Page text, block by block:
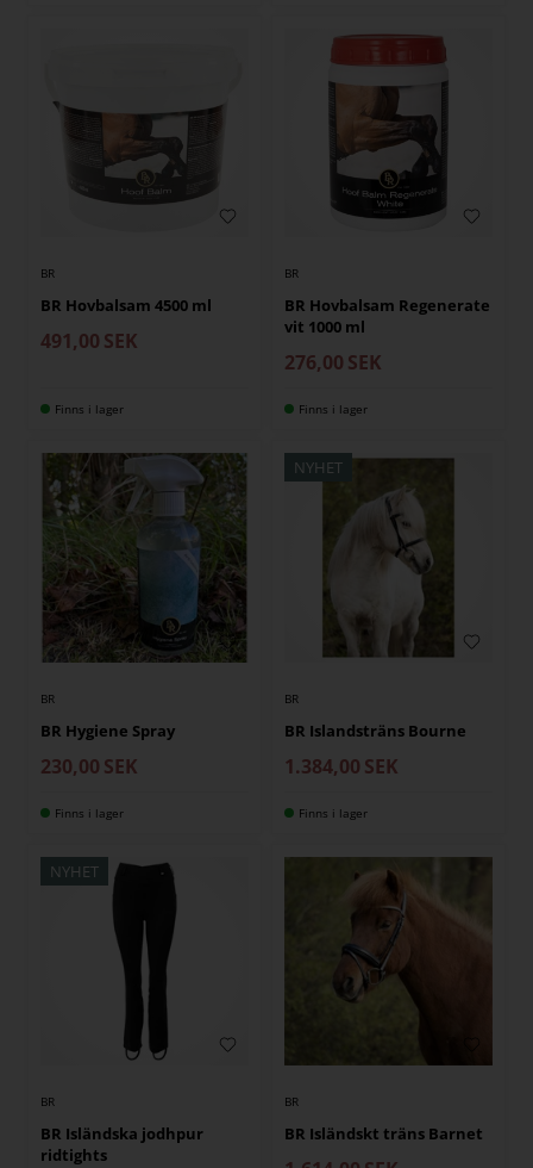
BR
BR Hovbalsam 4500 ml
491,00 SEK
Finns i lager
BR
BR Hovbalsam Regenerate
vit 1000 ml
276,00 SEK
Finns i lager
BR
BR Hygiene Spray
230,00 SEK
Finns i lager
NYHET
BR
BR Islandsträns Bourne
1.384,00 SEK
Finns i lager
NYHET
BR
BR Isländska jodhpur
ridtights
BR
BR Isländskt träns Barnet